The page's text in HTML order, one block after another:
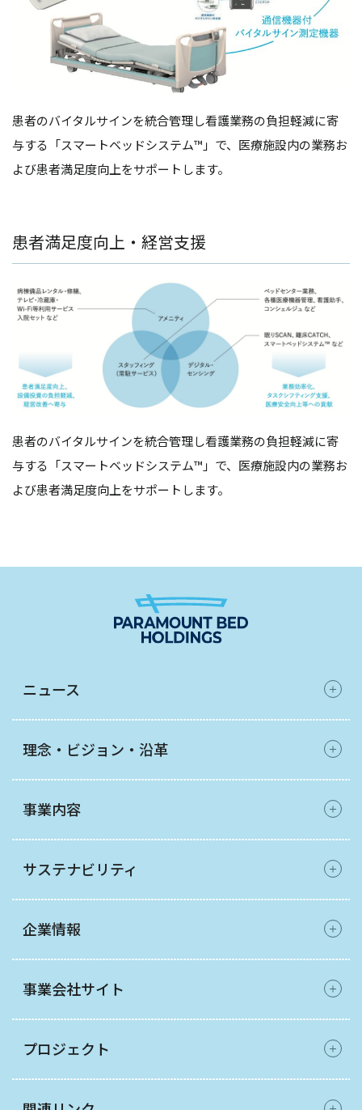
患者のバイタルサインを統合管理し看護業務の負担軽減に寄
与する「スマートベッドシステム™」で、医療施設内の業務お
よび患者満足度向上をサポートします。
患者満足度向上・経営支援
患者のバイタルサインを統合管理し看護業務の負担軽減に寄
与する「スマートベッドシステム™」で、医療施設内の業務お
よび患者満足度向上をサポートします。
ニュース
理念・ビジョン・沿革
事業内容
サステナビリティ
企業情報
事業会社サイト
プロジェクト